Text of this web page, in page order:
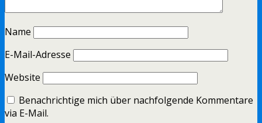
Name
E-Mail-Adresse
Website
Benachrichtige mich über nachfolgende Kommentare
via E-Mail.